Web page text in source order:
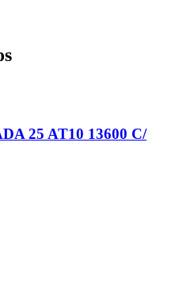
25 AT10 13600 C/